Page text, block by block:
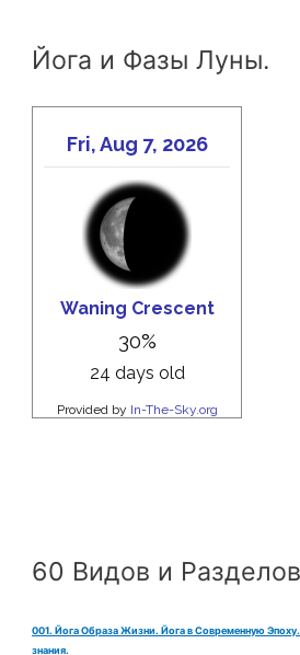
Йога и Фазы Луны.
60 Видов и
001. Йога Образа Жизни. Йога в Современную
знания.